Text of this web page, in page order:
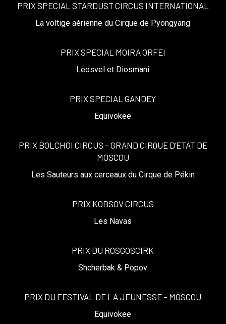
PRIX SPECIAL STARDUST CIRCUS INTERNATIONAL
La voltige aérienne du Cirque de Pyongyang
PRIX SPECIAL MOIRA ORFEI
Leosvel et Diosmani
PRIX SPECIAL GANDEY
Equivokee
PRIX BOLCHOI CIRCUS – GRAND CIRQUE D’ETAT DE
MOSCOU
Les Sauteurs aux cerceaux du Cirque de Pékin
PRIX KOBSOV CIRCUS
Les Navas
PRIX DU ROSGOSCIRK
Shcherbak & Popov
PRIX DU FESTIVAL DE LA JEUNESSE – MOSCOU
Equivokee